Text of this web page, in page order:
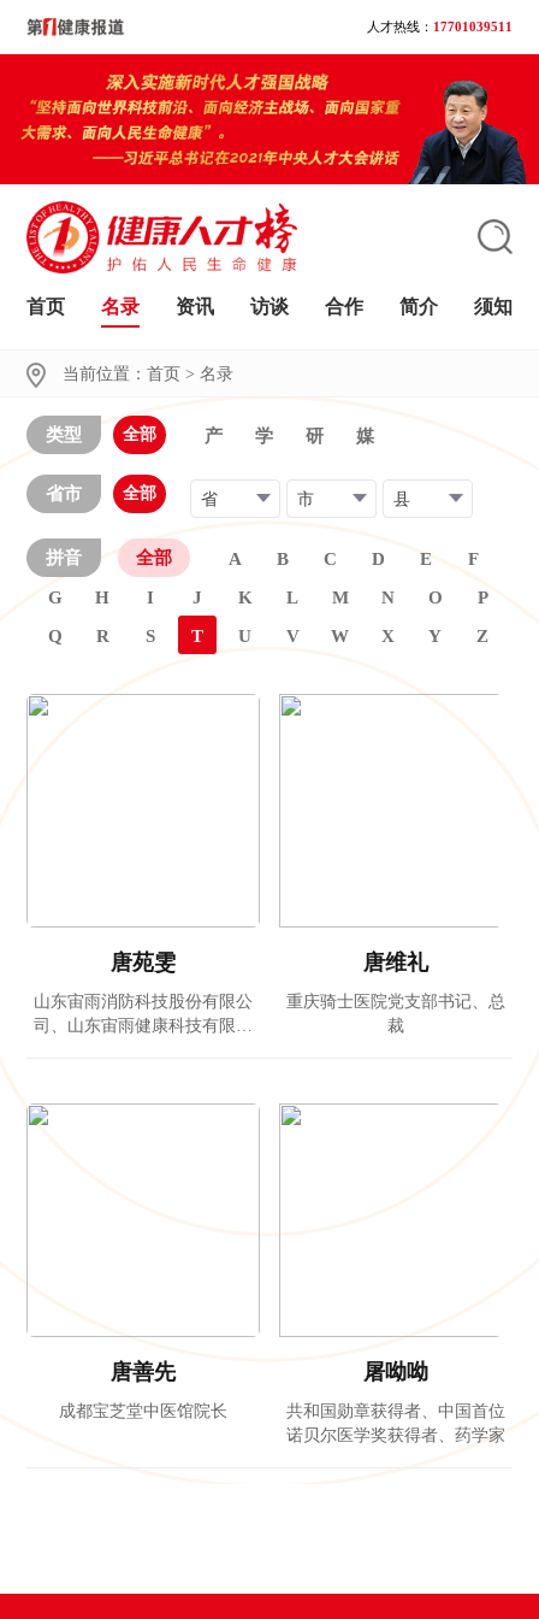
人才热线： 17701039511
首页 名录 资讯 访谈 合作 简介
须知
大家都在搜
当前位置：首页 >名录
类型 全部 产 学 研 媒
省市 全部 省 市 县
拼音 全部 A B C D E
F
G
H I J K L M N O
P
Q
R S T U V W X Y Z
唐苑雯
山东宙雨消防科技股份有限公
司、山东宙雨健康科技有限公
唐维礼
重庆骑士医院党支部书记、总
裁
唐善先
成都宝芝堂中医馆院长
屠呦呦
共和国勋章获得者、中国首位
诺贝尔医学奖获得者、药学家